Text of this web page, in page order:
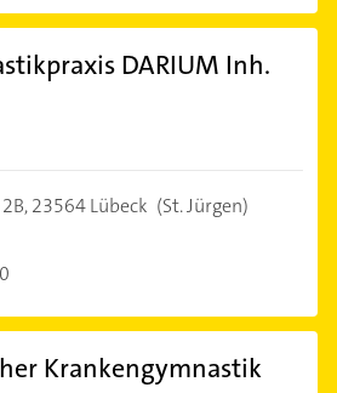
DARIUM Inh.
23564 Lübeck (St. Jürgen)
Krankengymnastik